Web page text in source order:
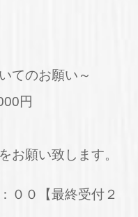
てのお願い～
円
お願い致します。
００【最終受付２